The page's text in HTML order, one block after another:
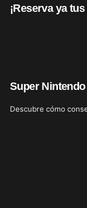
¡Reserva ya
Super
Descubre cómo